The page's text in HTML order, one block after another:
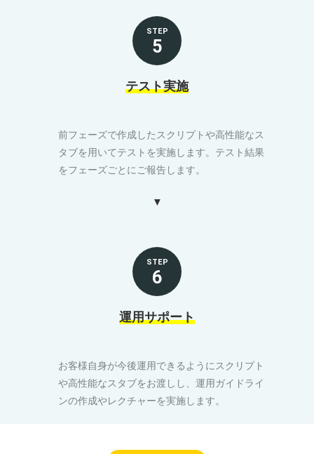
STEP
5
テスト実施
前フェーズで作成したスクリプトや高性能なス
タブを用いてテストを実施します。テスト結果
をフェーズごとにご報告します。
STEP
6
運用サポート
お客様自身が今後運用できるようにスクリプト
や高性能なスタブをお渡しし、運用ガイドライ
ンの作成やレクチャーを実施します。